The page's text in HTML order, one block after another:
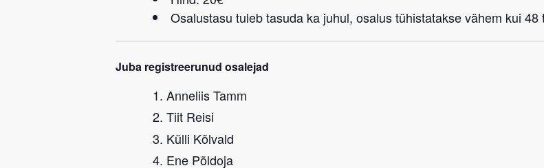
Osalustasu tuleb tasuda ka juhul, osalus tühistatakse vähem kui
Juba registreerunud osalejad
Anneliis Tamm
Tiit Reisi
Külli Kõlvald
Ene Põldoja